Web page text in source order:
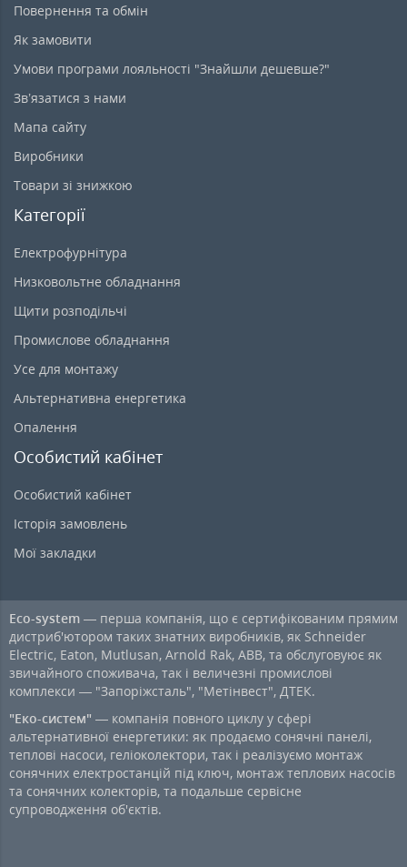
Повернення та обмін
Як замовити
Умови програми лояльності "Знайшли дешевше?"
Зв’язатися з нами
Мапа сайту
Виробники
Товари зі знижкою
Категорії
Електрофурнітура
Низковольтне обладнання
Щити розподільчі
Промислове обладнання
Усе для монтажу
Альтернативна енергетика
Опалення
Особистий кабінет
Особистий кабінет
Історія замовлень
Мої закладки
Eco-system — перша компанія, що є сертифікованим прямим
дистриб'ютором таких знатних виробників, як Schneider
Electric, Eaton, Mutlusan, Arnold Rak, ABB, та обслуговуює як
звичайного споживача, так і величезні промислові
комплекси — "Запоріжсталь", "Метінвест", ДТЕК.
"Еко-систем" — компанія повного циклу у сфері
альтернативної енергетики: як продаємо сонячні панелі,
теплові насоси, геліоколектори, так і реалізуємо монтаж
сонячних електростанцій під ключ, монтаж теплових насосів
та сонячних колекторів, та подальше сервісне
супроводження об'єктів.